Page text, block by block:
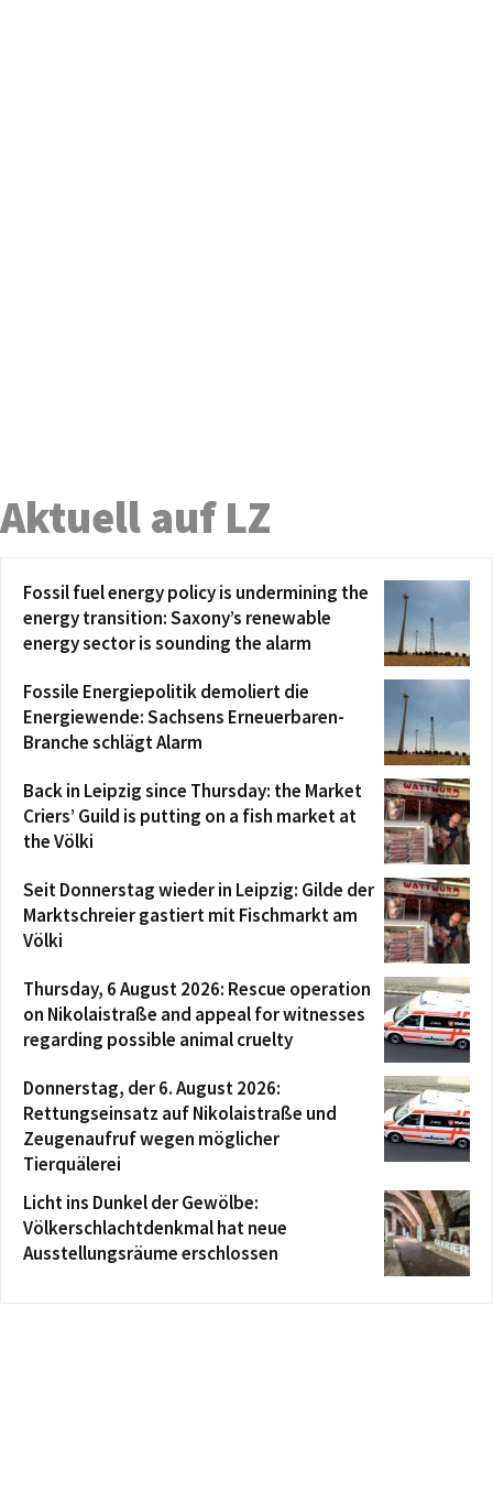
Aktuell auf LZ
Fossil fuel energy policy is undermining the
energy transition: Saxony’s renewable
energy sector is sounding the alarm
Fossile Energiepolitik demoliert die
Energiewende: Sachsens Erneuerbaren-
Branche schlägt Alarm
Back in Leipzig since Thursday: the Market
Criers’ Guild is putting on a fish market at
the Völki
Seit Donnerstag wieder in Leipzig: Gilde der
Marktschreier gastiert mit Fischmarkt am
Völki
Thursday, 6 August 2026: Rescue operation
on Nikolaistraße and appeal for witnesses
regarding possible animal cruelty
Donnerstag, der 6. August 2026:
Rettungseinsatz auf Nikolaistraße und
Zeugenaufruf wegen möglicher
Tierquälerei
Licht ins Dunkel der Gewölbe:
Völkerschlachtdenkmal hat neue
Ausstellungsräume erschlossen